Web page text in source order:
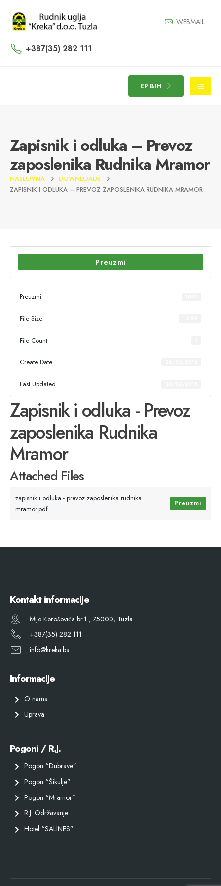
WEBMAIL
+387(35) 282 111
EP BIH
Zapisnik i odluka – Prevoz
zaposlenika Rudnika Mramor
NASLOVNA
DOWNLOADS
ZAPISNIK I ODLUKA – PREVOZ ZAPOSLENIKA RUDNIKA MRAMOR
Preuzmi
Preuzmi
File Size
File Count
Create Date
Last Updated
Zapisnik i odluka - Prevoz
zaposlenika Rudnika
Mramor
Attached Files
zapisnik i odluka - prevoz zaposlenika rudnika
mramor.pdf
Preuzmi
Kontakt informacije
Mije Keroševića br.1 , 75000, Tuzla
+387(35) 282 111
info@kreka.ba
Informacije
O nama
Uprava
Pogoni / R.J.
Pogon “Dubrave”
Pogon “Šikulje”
Pogon “Mramor”
R.J. Održavanje
Hotel “SALINES”